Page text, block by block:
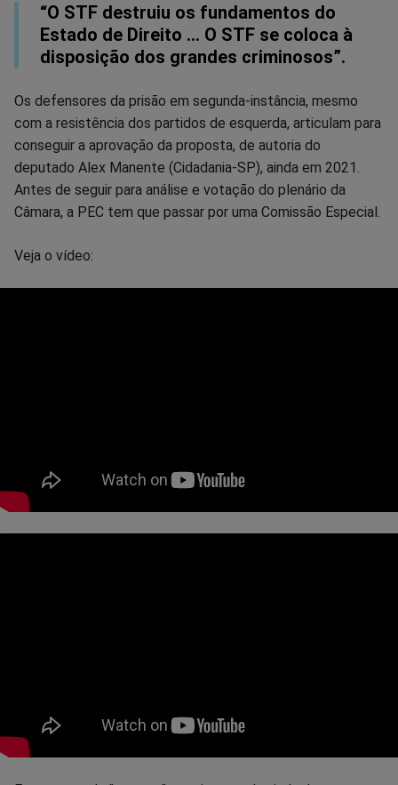
“O STF destruiu os fundamentos do
Estado de Direito … O STF se coloca à
disposição dos grandes criminosos”.
Os defensores da prisão em segunda-instância, mesmo
com a resistência dos partidos de esquerda, articulam para
conseguir a aprovação da proposta, de autoria do
deputado Alex Manente (Cidadania-SP), ainda em 2021.
Antes de seguir para análise e votação do plenário da
Câmara, a PEC tem que passar por uma Comissão Especial.
Veja o vídeo: